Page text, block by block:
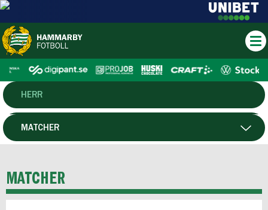
HERR
DAM
P19
MATCHER
MATCHER